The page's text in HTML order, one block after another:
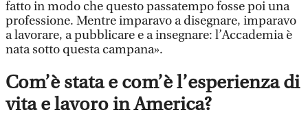
fatto in modo che questo passatempo fosse poi una
professione. Mentre imparavo a disegnare, imparavo
a lavorare, a pubblicare e a insegnare: l’Accademia è
nata sotto questa campana».
Com’è stata e com’è l’esperienza di
vita e lavoro in America?